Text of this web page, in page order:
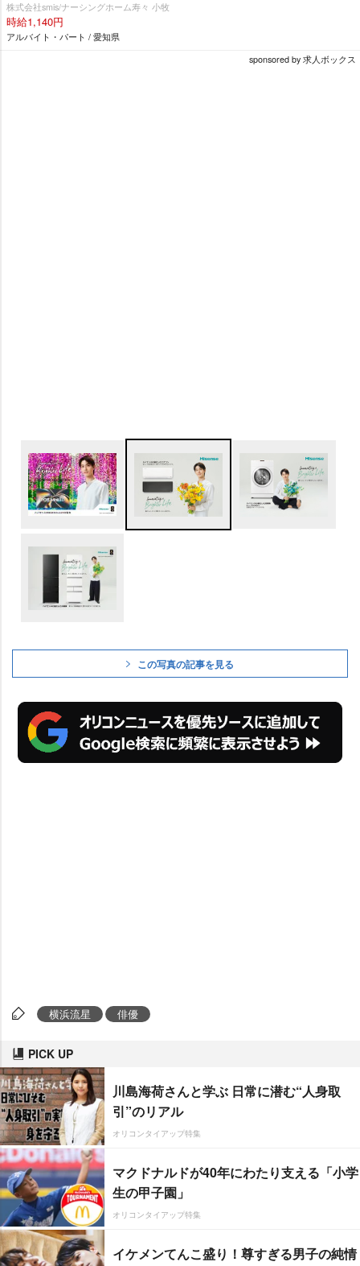
株式会社smis/ナーシングホーム寿々 小牧
時給1,140円
アルバイト・パート / 愛知県
sponsored by 求人ボックス
この写真の記事を見る
横浜流星 俳優
PICK UP
川島海荷さんと学ぶ 日常に潜む“人身取
引”のリアル
オリコンタイアップ特集
マクドナルドが40年にわたり支える「小学
生の甲子園」
オリコンタイアップ特集
イケメンてんこ盛り！尊すぎる男子の純情